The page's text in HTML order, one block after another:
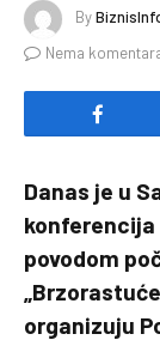
By
Nema
Danas je u
konferencija
povodom
organizuju